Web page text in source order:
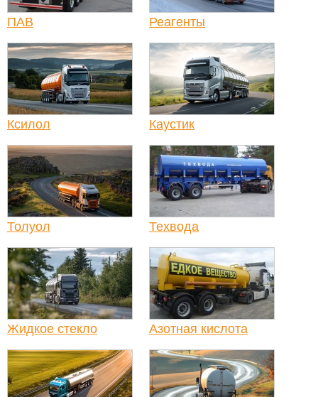
ПАВ Реагенты
Ксилол Каустик
Толуол Техвода
Жидкое стекло Азотная кислота